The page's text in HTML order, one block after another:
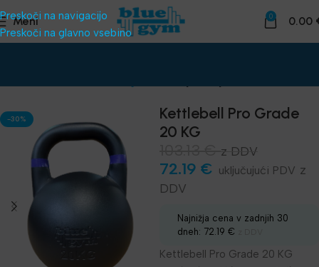
Preskoči na navigacijo
Preskoči na glavno vsebino
Meni 0 0.00
-30%
Kettlebell Pro Grade
20 KG
z DDV
72.19 €
z
DDV
Najnižja cena v zadnjih 30
dneh: 72.19 €
Kettlebell Pro Grade 20 KG